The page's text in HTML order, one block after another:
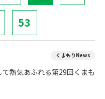
53
くまもりNews
熱気あふれる第29回くまも